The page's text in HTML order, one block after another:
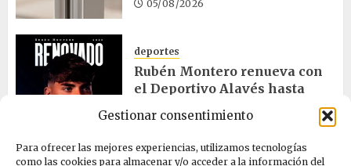
Gestionar consentimiento
Para ofrecer las mejores experiencias, utilizamos tecnologías
como las cookies para almacenar y/o acceder a la información del
05/08/2026
deportes
Rubén Montero renueva con
el Deportivo Alavés hasta